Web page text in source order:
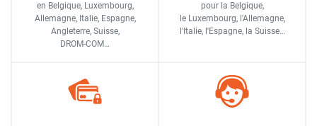
en Belgique, Luxembourg,
Allemagne, Italie, Espagne,
Angleterre, Suisse,
DROM-COM…
pour la Belgique,
le Luxembourg, l'Allemagne,
l'Italie, l'Espagne, la Suisse…